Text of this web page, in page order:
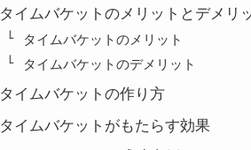
タイムバケットのメリットとデメリ
タイムバケットのメリット
タイムバケットのデメリット
タイムバケットの作り方
タイムバケットがもたらす効果